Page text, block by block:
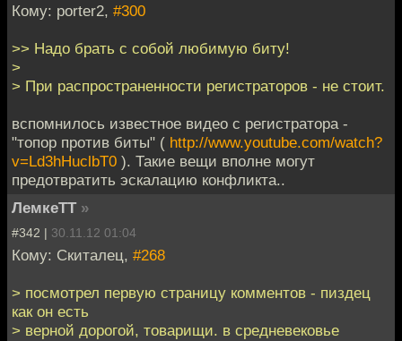
Кому: porter2, #300
>> Надо брать с собой любимую биту!
>
> При распространенности регистраторов - не стоит.
вспомнилось известное видео с регистратора -
"топор против биты" ( http://www.youtube.com/watch?
v=Ld3hHuclbT0 ). Такие вещи вполне могут
предотвратить эскалацию конфликта..
ЛемкеТТ »
#342 | 30.11.12 01:04
Кому: Скиталец, #268
> посмотрел первую страницу комментов - пиздец
как он есть
> верной дорогой, товарищи. в средневековье